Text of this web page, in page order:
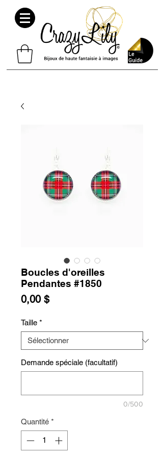
Boucles d'oreilles
Pendantes #1850
0,00 $Prix
Taille *
Demande spéciale (facultatif)
0/500
Quantité *